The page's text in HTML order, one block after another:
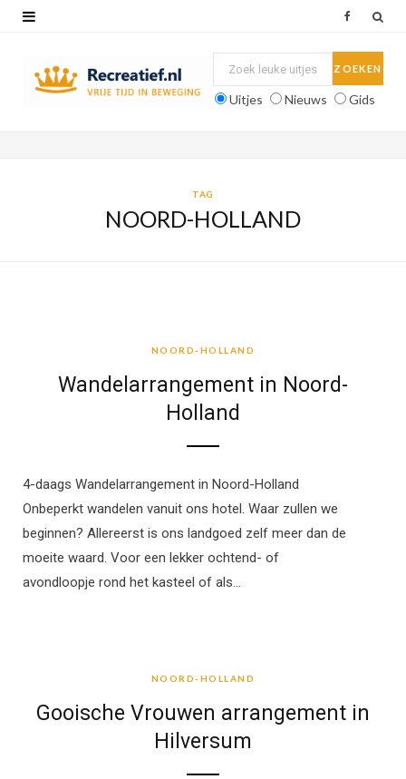
Uitjes Nieuws Gids
TAG
NOORD-HOLLAND
NOORD-HOLLAND
Wandelarrangement in Noord-
Holland
4-daags Wandelarrangement in Noord-Holland
Onbeperkt wandelen vanuit ons hotel. Waar zullen we
beginnen? Allereerst is ons landgoed zelf meer dan de
moeite waard. Voor een lekker ochtend- of
avondloopje rond het kasteel of als…
NOORD-HOLLAND
Gooische Vrouwen arrangement in
Hilversum